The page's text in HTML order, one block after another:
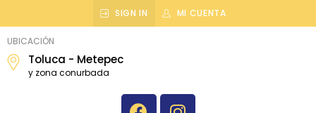
SIGN IN MI CUENTA
topografiatoluca
UBICACIÓN
Toluca - Metepec
y zona conurbada